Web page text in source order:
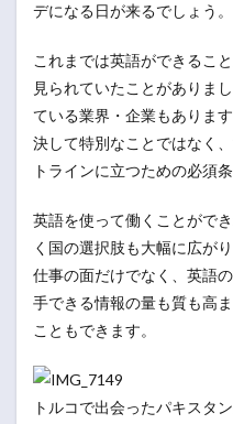
デになる日が来るでしょう。
これまでは英語ができるこ
見られていたことがありま
ている業界・企業もありま
決して特別なことではなく
トラインに立つための必須
英語を使って働くことがで
く国の選択肢も大幅に広がり
仕事の面だけでなく、英語
手できる情報の量も質も高
こともできます。
トルコで出会ったパキスタ